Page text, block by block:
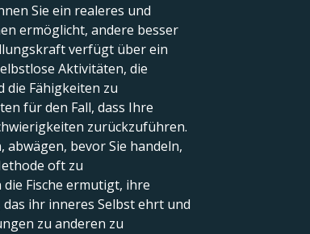
Sie ein realeres und
ermöglicht, andere besser
verfügt über ein
Aktivitäten, die
die Fähigkeiten zu
für den Fall, dass Ihre
zurückzuführen.
bevor Sie handeln,
oft zu
Fische ermutigt, ihre
ihr inneres Selbst ehrt und
zu anderen zu